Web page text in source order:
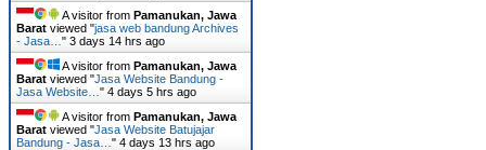
A visitor from Pamanukan, Jawa
Barat viewed "jasa web bandung Archives
- Jasa… " 3 days 14 hrs ago
A visitor from Pamanukan, Jawa
Barat viewed "Jasa Website Bandung -
Jasa Website… " 4 days 5 hrs ago
A visitor from Pamanukan, Jawa
Barat viewed "Jasa Website Batujajar
Bandung - Jasa… " 4 days 13 hrs ago